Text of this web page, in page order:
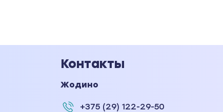
Контакты
Жодино
+375 (29) 122-29-50